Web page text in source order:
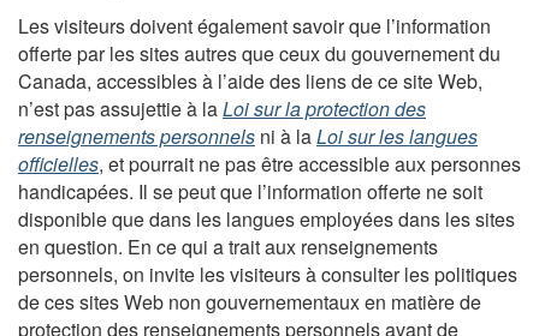
Les visiteurs doivent également savoir que l’information
offerte par les sites autres que ceux du gouvernement du
Canada, accessibles à l’aide des liens de ce site Web,
n’est pas assujettie à laLoi sur la protection des
renseignements personnels ni à laLoi sur les langues
officielles, et pourrait ne pas être accessible aux personnes
handicapées. Il se peut que l’information offerte ne soit
disponible que dans les langues employées dans les sites
en question. En ce qui a trait aux renseignements
personnels, on invite les visiteurs à consulter les politiques
de ces sites Web non gouvernementaux en matière de
protection des renseignements personnels avant de